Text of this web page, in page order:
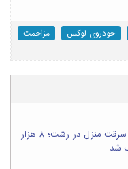
خودروی لوکس
مزاحمت
دستگیری باند ۳ نفره سرقت منزل در رشت؛ ۸ هزار